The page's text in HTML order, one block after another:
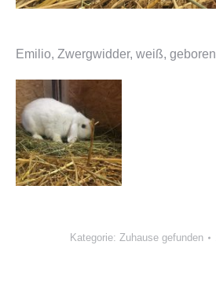
Emilio, Zwergwidder, weiß,
Kategorie: Zuhause gefunden